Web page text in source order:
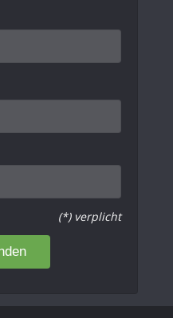
(*) verplicht